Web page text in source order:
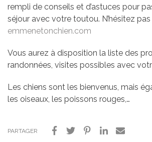
rempli de conseils et d’astuces pour
séjour avec votre toutou. N’hésitez
emmenetonchien.com
Vous aurez à disposition la liste des
randonnées, visites possibles avec
Les chiens sont les bienvenus, mais
les oiseaux, les poissons rouges,…
PARTAGER